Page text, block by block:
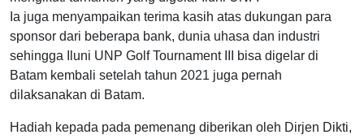
Ia juga menyampaikan terima kasih atas dukungan para
sponsor dari beberapa bank, dunia uhasa dan industri
sehingga Iluni UNP Golf Tournament III bisa digelar di
Batam kembali setelah tahun 2021 juga pernah
dilaksanakan di Batam.
Hadiah kepada pada pemenang diberikan oleh Dirjen Dikti,